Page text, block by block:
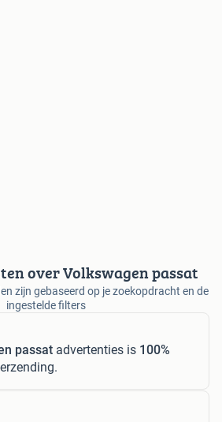
over Volkswagen passat
zijn gebaseerd op je zoekopdracht en de
ingestelde filters
passat advertenties is 100%